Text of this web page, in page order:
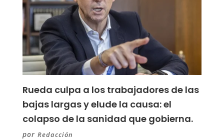
Rueda culpa a los trabajadores de las
bajas largas y elude la causa: el
colapso de la sanidad que gobierna.
por Redacción